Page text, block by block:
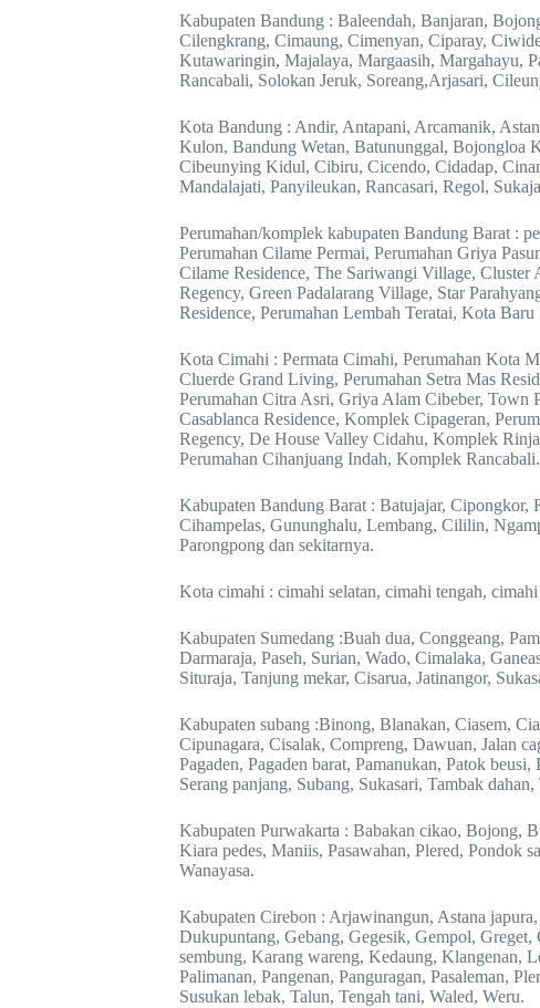
Kabupaten Bandung : Baleendah, Banjaran,
Cilengkrang, Cimaung, Cimenyan, Ciparay,
Kutawaringin, Majalaya, Margaasih, Margahayu,
Rancabali, Solokan Jeruk, Soreang,Arjasari,
Kota Bandung : Andir, Antapani, Arcamanik,
Kulon, Bandung Wetan, Batununggal, Bojongloa
Cibeunying Kidul, Cibiru, Cicendo, Cidadap,
Mandalajati, Panyileukan, Rancasari, Regol,
Perumahan/komplek kabupaten Bandung Barat :
Perumahan Cilame Permai, Perumahan Griya
Cilame Residence, The Sariwangi Village, Cluster
Regency, Green Padalarang Village, Star
Residence, Perumahan Lembah Teratai, Kota
Kota Cimahi : Permata Cimahi, Perumahan Kota
Cluerde Grand Living, Perumahan Setra Mas
Perumahan Citra Asri, Griya Alam Cibeber,
Casablanca Residence, Komplek Cipageran,
Regency, De House Valley Cidahu, Komplek
Perumahan Cihanjuang Indah, Komplek Rancabali.
Kabupaten Bandung Barat : Batujajar, Cipongkor,
Cihampelas, Gununghalu, Lembang, Cililin,
Parongpong dan sekitarnya.
Kota cimahi : cimahi selatan, cimahi tengah, cimahi
Kabupaten Sumedang :Buah dua, Conggeang,
Darmaraja, Paseh, Surian, Wado, Cimalaka,
Situraja, Tanjung mekar, Cisarua, Jatinangor,
Kabupaten subang :Binong, Blanakan, Ciasem,
Cipunagara, Cisalak, Compreng, Dawuan, Jalan
Pagaden, Pagaden barat, Pamanukan, Patok
Serang panjang, Subang, Sukasari, Tambak
Kabupaten Purwakarta : Babakan cikao, Bojong,
Kiara pedes, Maniis, Pasawahan, Plered, Pondok
Wanayasa.
Kabupaten Cirebon : Arjawinangun, Astana
Dukupuntang, Gebang, Gegesik, Gempol,
sembung, Karang wareng, Kedaung, Klangenan,
Palimanan, Pangenan, Panguragan, Pasaleman,
Susukan lebak, Talun, Tengah tani, Waled, Weru.